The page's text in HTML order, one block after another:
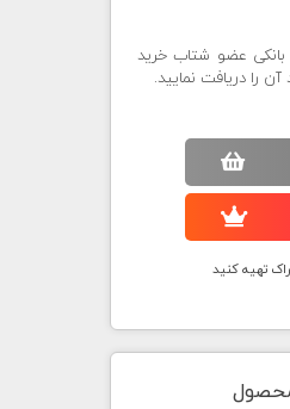
عضو شتاب خرید
آن را دریافت نمایید.
تهیه کنید